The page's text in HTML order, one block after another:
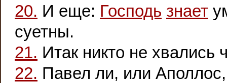
20. И еще: Господь знает
суетны.
21. Итак никто не
22. Павел ли, или